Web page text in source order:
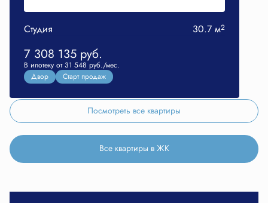
Студия 30.7 м2
7 308 135 руб.
В ипотеку от 31 548 руб./мес.
Двор
Старт продаж
Посмотреть все квартиры
Все квартиры в ЖК